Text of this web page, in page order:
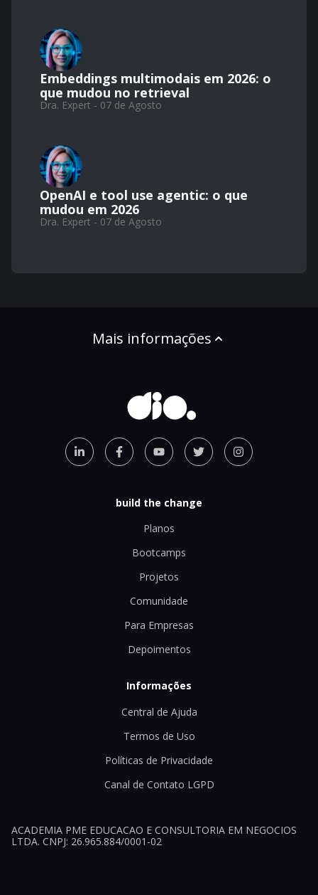
Embeddings multimodais em 2026: o
que mudou no retrieval
Dra. Expert - 07 de Agosto
OpenAI e tool use agentic: o que
mudou em 2026
Dra. Expert - 07 de Agosto
Mais informações
build the change
Planos
Bootcamps
Projetos
Comunidade
Para Empresas
Depoimentos
Informações
Central de Ajuda
Termos de Uso
Políticas de Privacidade
Canal de Contato LGPD
ACADEMIA PME EDUCACAO E CONSULTORIA EM NEGOCIOS
LTDA. CNPJ: 26.965.884/0001-02